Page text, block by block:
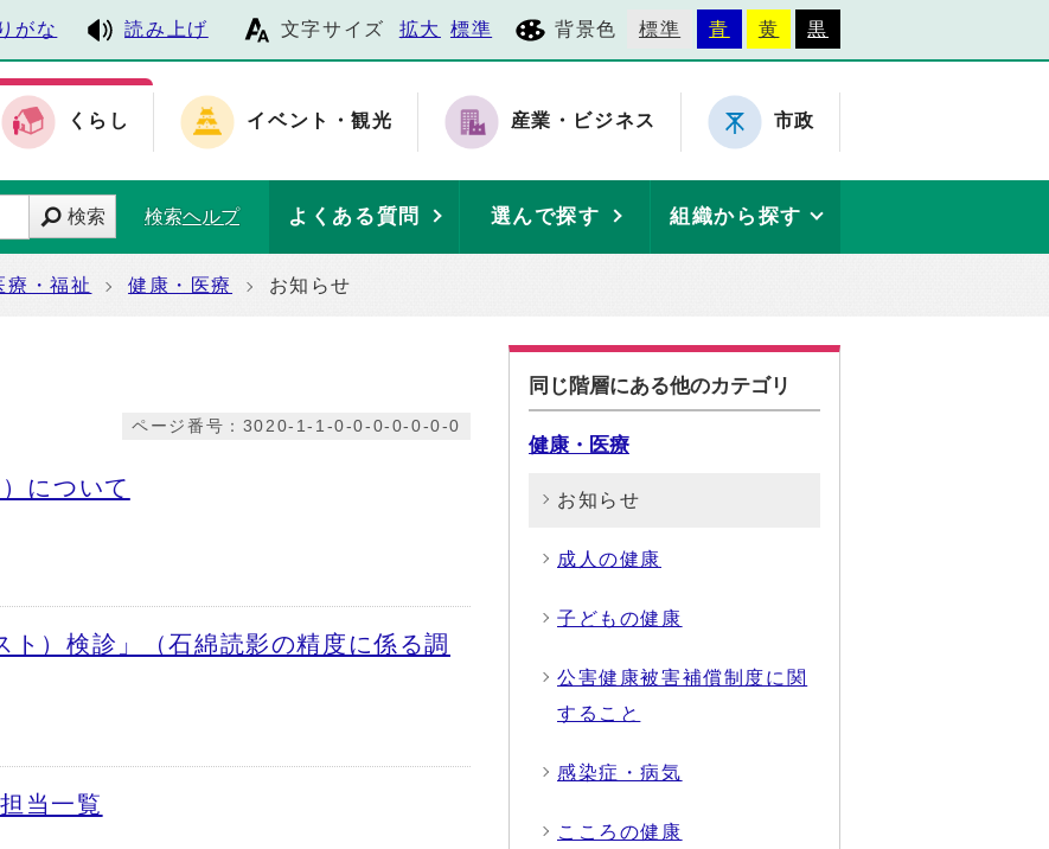
がな 読み上げ 文字サイズ 拡大 標準 背景色 標準 青 黄 黒
くらし イベント・観光 産業・ビジネス 市政
検索 検索ヘルプ よくある質問 選んで探す 組織から探す
療・福祉 健康・医療 お知らせ
ページ番号：3020-1-1-0-0-0-0-0-0-0
について
ト）検診」（石綿読影の精度に係る調
当一覧
同じ階層にある他のカテゴリ
健康・医療
お知らせ
成人の健康
子どもの健康
公害健康被害補償制度に関
すること
感染症・病気
こころの健康